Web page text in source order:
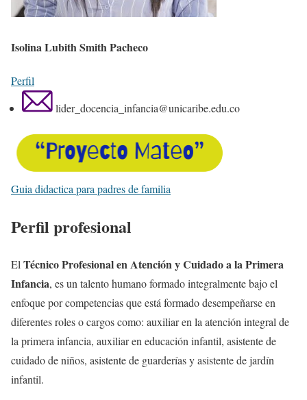
Isolina Lubith Smith Pacheco
Perfil
lider_docencia_infancia@unicaribe.edu.co
Guia didactica para padres de familia
Perfil profesional
El Técnico Profesional en Atención y Cuidado a la Primera
Infancia, es un talento humano formado integralmente bajo el
enfoque por competencias que está formado desempeñarse en
diferentes roles o cargos como: auxiliar en la atención integral de
la primera infancia, auxiliar en educación infantil, asistente de
cuidado de niños, asistente de guarderías y asistente de jardín
infantil.